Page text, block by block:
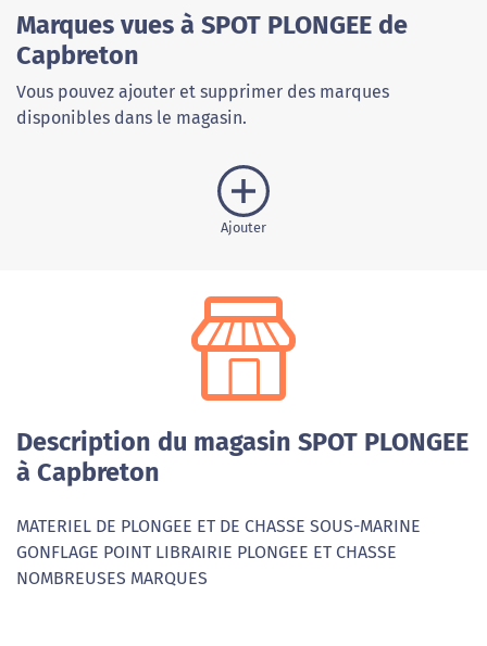
Marques vues à SPOT PLONGEE de
Capbreton
Vous pouvez ajouter et supprimer des marques
disponibles dans le magasin.
Ajouter
Description du magasin SPOT PLONGEE
à Capbreton
MATERIEL DE PLONGEE ET DE CHASSE SOUS-MARINE
GONFLAGE POINT LIBRAIRIE PLONGEE ET CHASSE
NOMBREUSES MARQUES